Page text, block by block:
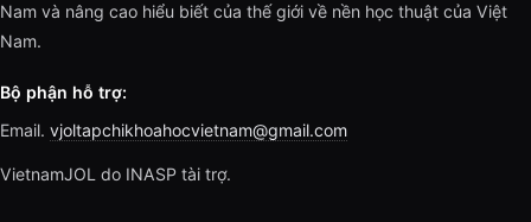
Nam và nâng cao hiểu biết của thế giới về nền học thuật của Việt
Nam.
Bộ phận hỗ trợ:
Email. vjoltapchikhoahocvietnam@gmail.com
VietnamJOL do INASP tài trợ.